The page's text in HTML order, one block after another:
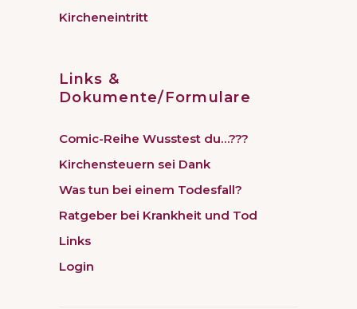
Kircheneintritt
Links &
Dokumente/Formulare
Comic-Reihe Wusstest du…???
Kirchensteuern sei Dank
Was tun bei einem Todesfall?
Ratgeber bei Krankheit und Tod
Links
Login